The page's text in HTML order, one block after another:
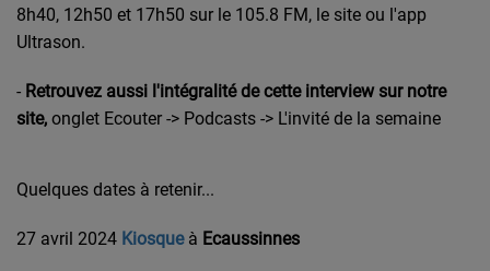
8h40, 12h50 et 17h50 sur le 105.8 FM, le site ou l'app
Ultrason.
- Retrouvez aussi l'intégralité de cette interview sur notre
site, onglet Ecouter -> Podcasts -> L'invité de la semaine
Quelques dates à retenir...
27 avril 2024 Kiosqueà Ecaussinnes